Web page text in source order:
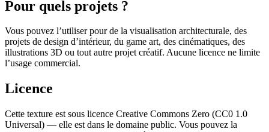
Pour quels projets ?
Vous pouvez l’utiliser pour de la visualisation architecturale, des
projets de design d’intérieur, du game art, des cinématiques, des
illustrations 3D ou tout autre projet créatif. Aucune licence ne limite
l’usage commercial.
Licence
Cette texture est sous licence Creative Commons Zero (CC0 1.0
Universal) — elle est dans le domaine public. Vous pouvez la